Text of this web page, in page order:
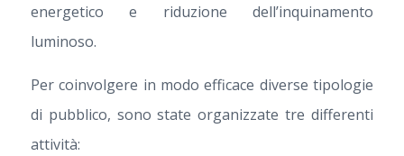
energetico e riduzione dell’inquinamento
luminoso.
Per coinvolgere in modo efficace diverse tipologie
di pubblico, sono state organizzate tre differenti
attività: